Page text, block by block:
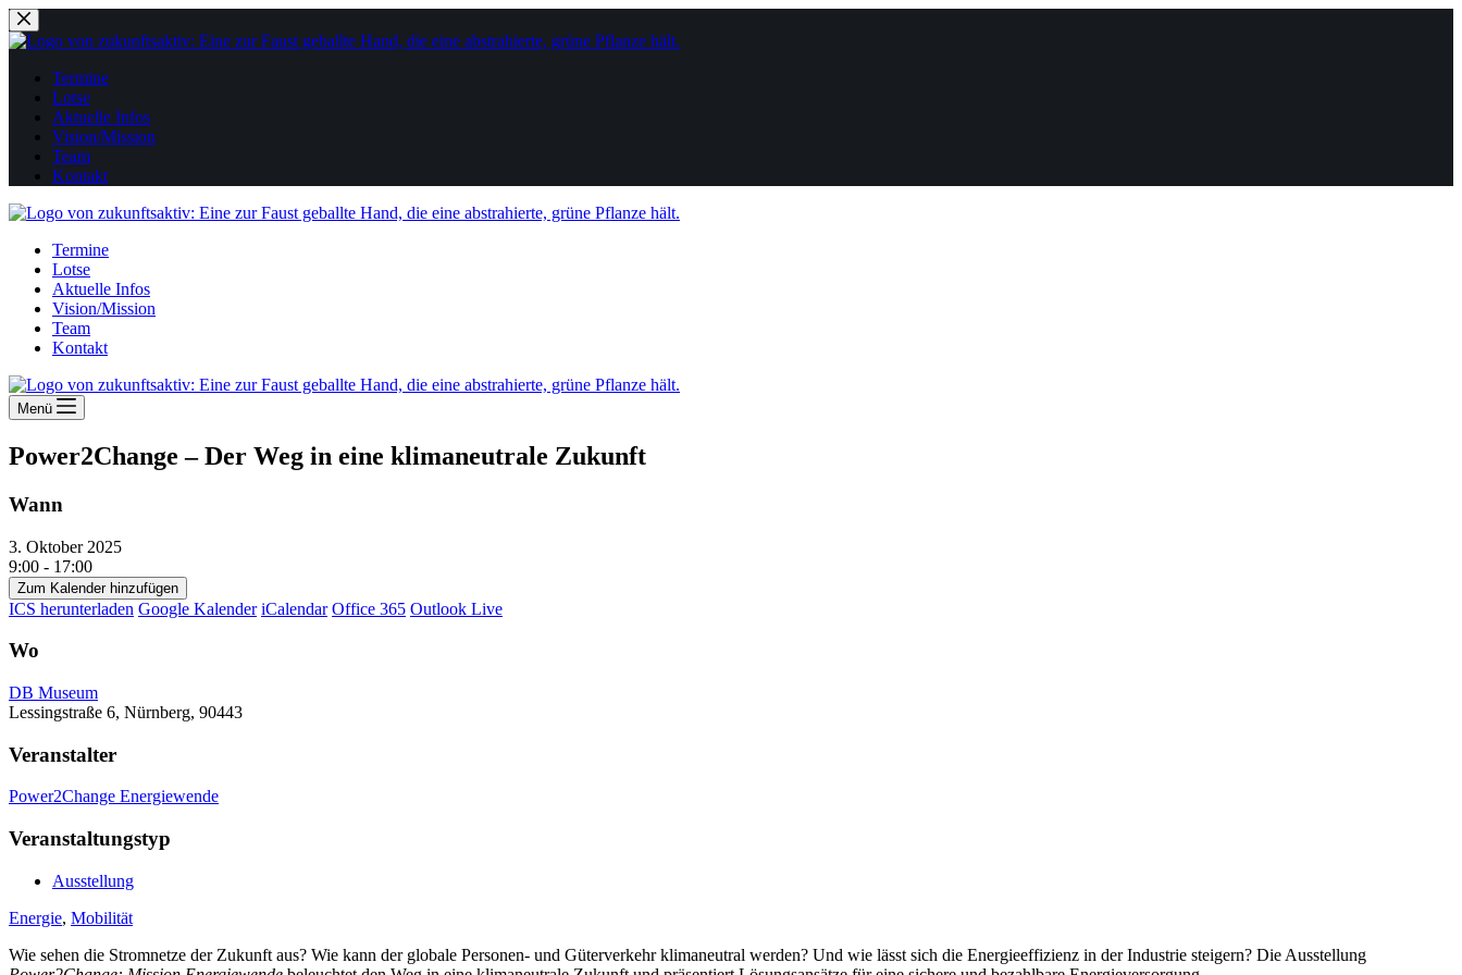
Zum
Inhalt
springen
Termine
Lotse
Aktuelle Infos
Vision/Mission
Team
Kontakt
Termine
Lotse
Aktuelle Infos
Vision/Mission
Team
Kontakt
Menü
Power2Change – Der Weg in eine klimaneutrale Zukunft
Wann
3. Oktober 2025
9:00 - 17:00
Zum Kalender hinzufügen
ICS herunterladen Google Kalender iCalendar Office 365 Outlook Live
Wo
DB Museum
Lessingstraße 6, Nürnberg, 90443
Veranstalter
Power2Change Energiewende
Veranstaltungstyp
Ausstellung
Energie, Mobilität
Wie sehen die Stromnetze der Zukunft aus? Wie kann der globale Personen- und Güterverkehr klimaneutral werden? Und wie lässt sich die Energieeffizienz in der Industrie steigern? Die Ausstellung